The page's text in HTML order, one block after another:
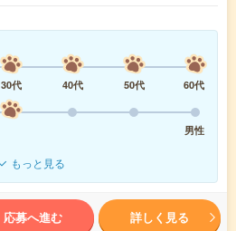
30代 40代 50代
60代
男性
もっと見る
応募へ進む 詳しく見る